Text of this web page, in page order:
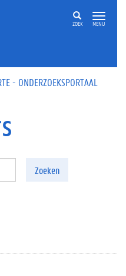
ZOEK MENU
- ONDERZOEKSPORTAAL
Zoeken